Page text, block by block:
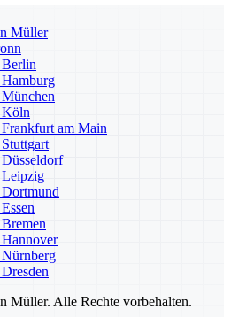
Müller
Köln
am Main
Müller. Alle Rechte vorbehalten.